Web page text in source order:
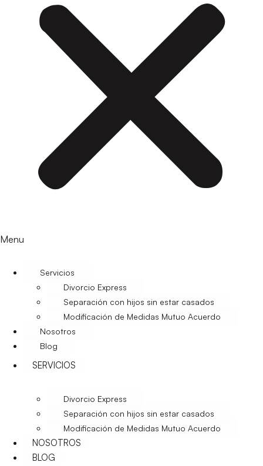
Menu
Servicios
Divorcio Express
Separación con hijos sin estar casados
Modificación de Medidas Mutuo Acuerdo
Nosotros
Blog
SERVICIOS
Divorcio Express
Separación con hijos sin estar casados
Modificación de Medidas Mutuo Acuerdo
NOSOTROS
BLOG